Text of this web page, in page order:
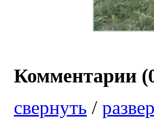
Комментарии (
свернуть /